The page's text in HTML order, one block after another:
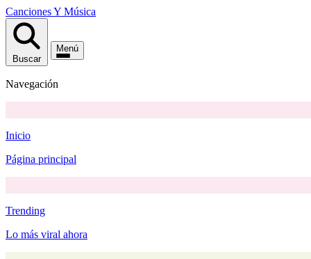
CancionesY Música
Buscar
Menú
Navegación
Inicio
Página principal
Trending
Lo más viral ahora